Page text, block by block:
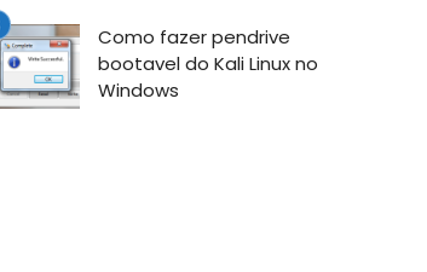
Como fazer pendrive
bootavel do Kali Linux no
Windows